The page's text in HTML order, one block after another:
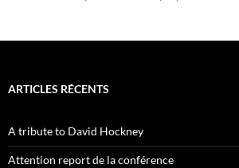
ARTICLES RÉCENTS
A tribute to David Hockney
Attention report de la conférence